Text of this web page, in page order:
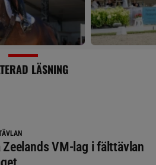
LÄSNING
Zeelands VM-lag i fälttävlan